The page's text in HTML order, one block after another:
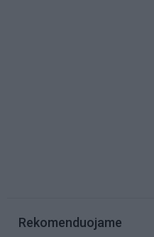
Rekomenduojame